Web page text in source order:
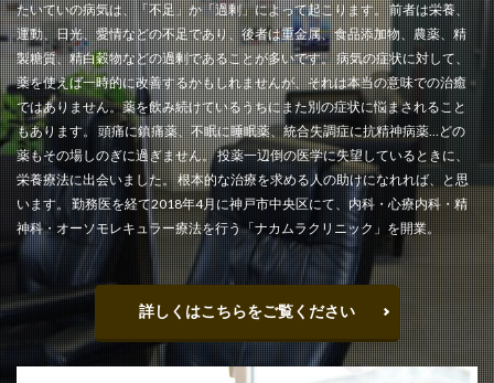
たいていの病気は、「不足」か「過剰」によって起こります。 前者は栄養、
運動、日光、愛情などの不足であり、後者は重金属、食品添加物、農薬、精
製糖質、精白穀物などの過剰であることが多いです。 病気の症状に対して、
薬を使えば一時的に改善するかもしれませんが、それは本当の意味での治癒
ではありません。薬を飲み続けているうちにまた別の症状に悩まされること
もあります。 頭痛に鎮痛薬、不眠に睡眠薬、統合失調症に抗精神病薬…どの
薬もその場しのぎに過ぎません。 投薬一辺倒の医学に失望しているときに、
栄養療法に出会いました。 根本的な治療を求める人の助けになれれば、と思
います。 勤務医を経て2018年4月に神戸市中央区にて、内科・心療内科・精
神科・オーソモレキュラー療法を行う「ナカムラクリニック」を開業。
詳しくはこちらをご覧ください